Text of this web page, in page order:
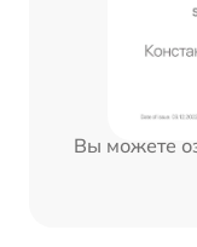
Вы можете